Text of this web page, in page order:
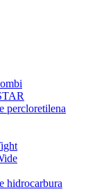
percloretilena
hidrocarbura